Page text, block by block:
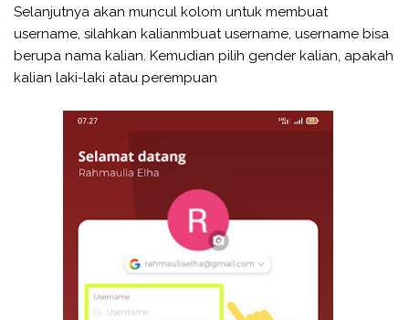
Selanjutnya akan muncul kolom untuk membuat
username, silahkan kalianmbuat username, username bisa
berupa nama kalian. Kemudian pilih gender kalian, apakah
kalian laki-laki atau perempuan